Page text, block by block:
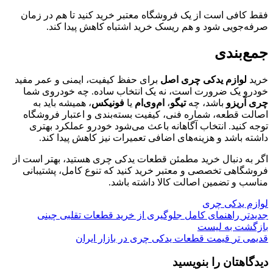
فقط کافی است از یک فروشگاه معتبر خرید کنید تا هم در زمان
صرفه‌جویی شود و هم ریسک خرید اشتباه کاهش پیدا کند.
جمع‌بندی
خرید لوازم یدکی چری اصل برای حفظ کیفیت، ایمنی و عمر مفید
خودرو یک ضرورت است، نه یک انتخاب ساده. چه خودروی شما
چری آریزو باشد، چهتیگو، ام‌وی‌ام یا فونیکس، همیشه باید به
اصالت قطعه، شماره فنی، کیفیت بسته‌بندی و اعتبار فروشگاه
توجه کنید. انتخاب آگاهانه باعث می‌شود خودرو عملکرد بهتری
داشته باشد و هزینه‌های اضافی تعمیرات نیز کاهش پیدا کند.
اگر به دنبال خرید مطمئن قطعات یدکی چری هستید، بهتر است از
فروشگاهی تخصصی و معتبر خرید کنید که تنوع کامل، پشتیبانی
مناسب و تضمین اصالت کالا داشته باشد.
لوازم یدکی چری
جدیدتر راهنمای کامل جلوگیری از خرید قطعات تقلبی چینی
بازگشت به لیست
قدیمی تر قیمت قطعات یدکی چری در بازار ایران
دیدگاهتان را بنویسید